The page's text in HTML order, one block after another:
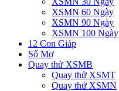
XSMN 60 Ngày
XSMN 90 Ngày
XSMN 100 Ngày
12 Con Giáp
Sổ Mơ
Quay thử XSMB
Quay thử XSMT
Quay thử XSMN